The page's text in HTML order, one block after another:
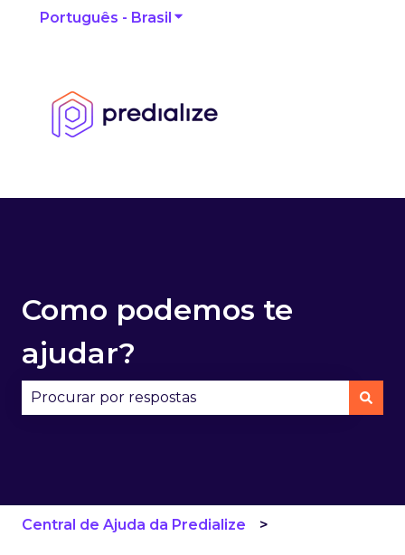
Português - Brasil Mostrar submenu para
Como podemos te
ajudar?
Central de Ajuda da Predialize